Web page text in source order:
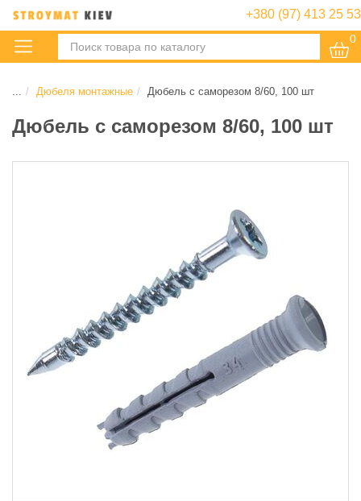
+380 (97) 413 25 53
0
Дюбеля монтажные Дюбель с саморезом 8/60, 100 шт
Дюбель с саморезом 8/60, 100 шт